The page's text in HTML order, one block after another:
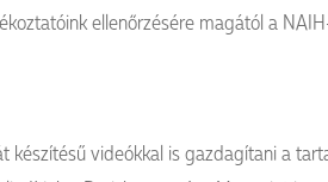
ellenőrzésére magától a
készítésű videókkal is gazdagítani a